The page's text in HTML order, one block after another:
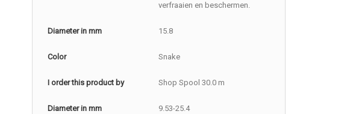
verfraaien en beschermen.
Diameter in mm 15.8
Color Snake
I order this product by Shop Spool 30.0 m
Diameter in mm 9.53-25.4